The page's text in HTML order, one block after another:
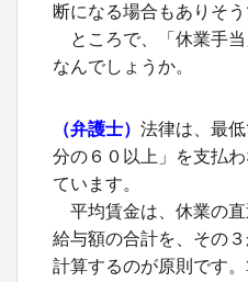
断になる場合もありそ
ところで、「休業手
なんでしょうか。
（弁護士） 法律は、最
分の６０以上」を支払
ています。
平均賃金は、休業の
給与額の合計を、その
計算するのが原則です